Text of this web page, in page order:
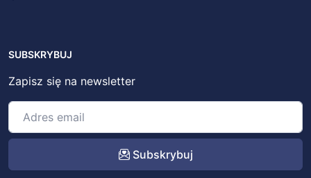
SUBSKRYBUJ
Zapisz się na newsletter
Subskrybuj